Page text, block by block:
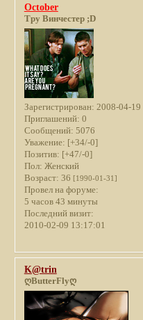
October
Тру Винчестер ;D
Зарегистрирован: 2008-04-19
Приглашений: 0
Сообщений: 5076
Уважение: [+34/-0]
Позитив: [+47/-0]
Пол: Женский
Возраст: 36 [1990-01-31]
Провел на форуме:
5 часов 43 минуты
Последний визит:
2010-02-09 13:17:01
K@trin
ღButterFlyღ